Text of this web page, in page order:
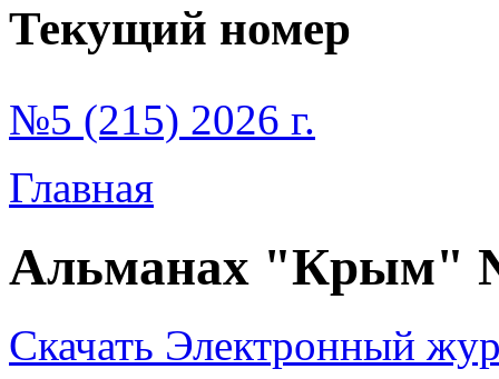
Текущий номер
№5 (215) 2026 г.
Главная
Альманах "Крым"
Скачать Электронный